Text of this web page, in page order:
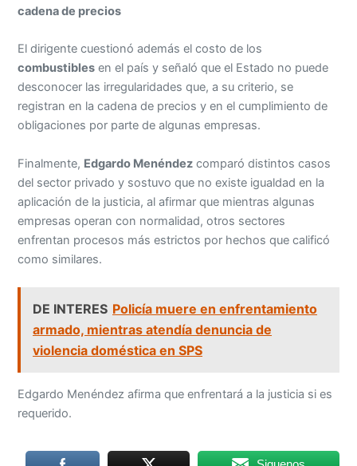
cadena de precios
El dirigente cuestionó además el costo de los
combustibles en el país y señaló que el Estado no puede
desconocer las irregularidades que, a su criterio, se
registran en la cadena de precios y en el cumplimiento de
obligaciones por parte de algunas empresas.
Finalmente, Edgardo Menéndez comparó distintos casos
del sector privado y sostuvo que no existe igualdad en la
aplicación de la justicia, al afirmar que mientras algunas
empresas operan con normalidad, otros sectores
enfrentan procesos más estrictos por hechos que calificó
como similares.
DE INTERES Policía muere en enfrentamiento
armado, mientras atendía denuncia de
violencia doméstica en SPS
Edgardo Menéndez afirma que enfrentará a la justicia si es
requerido.